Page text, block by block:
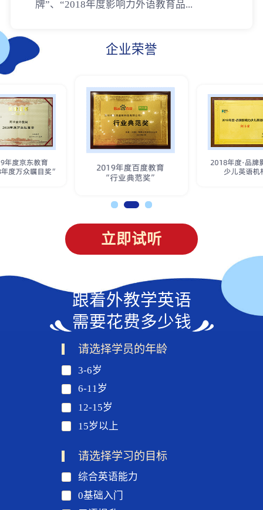
牌”、“2018年度影响力外语教育品...
企业荣誉
立即试听
跟着外教学英语
需要花费多少钱
请选择学员的年龄
3-6岁
6-11岁
12-15岁
15岁以上
请选择学习的目标
综合英语能力
0基础入门